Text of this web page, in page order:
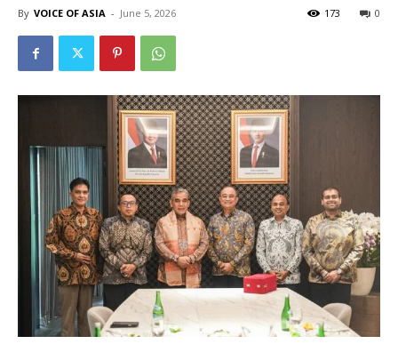
By VOICE OF ASIA - June 5, 2026 0
173